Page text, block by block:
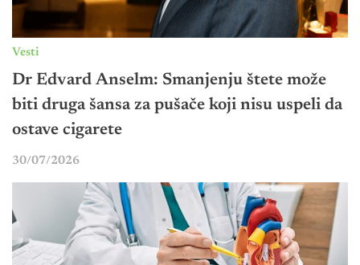
Vesti
Dr Edvard Anselm: Smanjenju štete može
biti druga šansa za pušače koji nisu uspeli da
ostave cigarete
30/07/2026